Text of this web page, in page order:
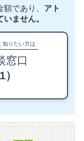
額であり、 アト
ません。
知りたい方は
窓口